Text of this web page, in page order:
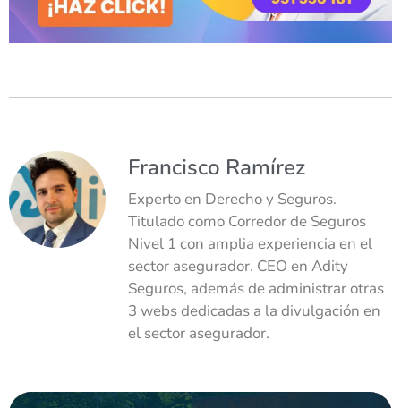
Francisco Ramírez
Experto en Derecho y Seguros.
Titulado como Corredor de Seguros
Nivel 1 con amplia experiencia en el
sector asegurador. CEO en Adity
Seguros, además de administrar otras
3 webs dedicadas a la divulgación en
el sector asegurador.